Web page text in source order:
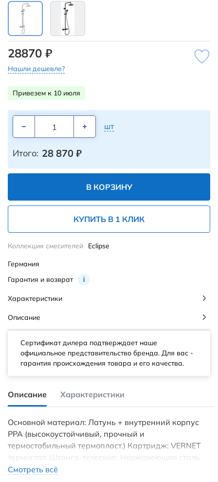
28870 ₽
Нашли дешевле?
Привезем к 10 июля
шт
Итого: 28 870 ₽
В КОРЗИНУ
КУПИТЬ В 1 КЛИК
Гарантия и возврат i
Коллекция смесителей Eclipse
Германия
Характеристики
Описание
Сертификат дилера подтверждает наше
официальное представительство бренда. Для вас -
гарантия происхождения товара и его качества.
Описание Характеристики
Основной материал: Латунь + внутренний корпус
PPA (высокоустойчивый, прочный и
термостабильный термопласт.) Картридж: VERNET
термостат. Штанга-телескоп: Нержавеющая сталь.
Верхний душ SLIM SUS304, Ф200 мм. Ручной душ
Смотреть всё